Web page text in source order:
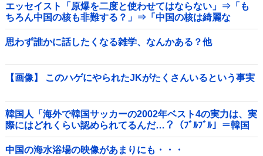
エッセイスト「原爆を二度と使わせてはならない」⇒「も
ちろん中国の核も非難する？」⇒「中国の核は綺麗な
核！」
思わず誰かに話したくなる雑学、なんかある？他
【画像】 このハゲにやられたJKがたくさんいるという事実
韓国人「海外で韓国サッカーの2002年ベスト4の実力は、実
際にはどれくらい認められてるんだ…？（ﾌﾞﾙﾌﾞﾙ」＝韓国
の反応
中国の海水浴場の映像があまりにも・・・